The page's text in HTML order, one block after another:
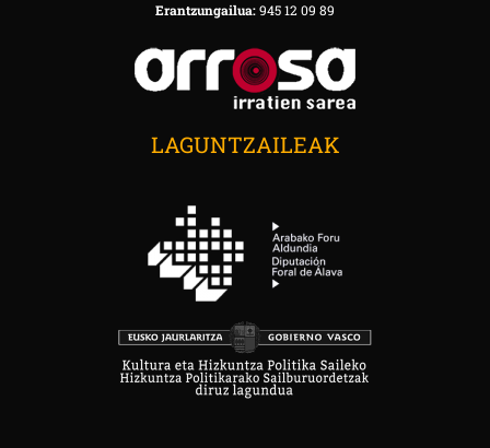
Erantzungailua:945 12 09 89
LAGUNTZAILEAK